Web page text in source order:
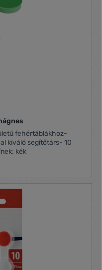
fehértáblákhoz-
kiváló segítőtárs- 10
kék